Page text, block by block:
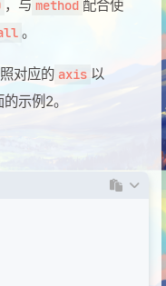
，与 method 配合使
。
对应的 axis 以
示例2。